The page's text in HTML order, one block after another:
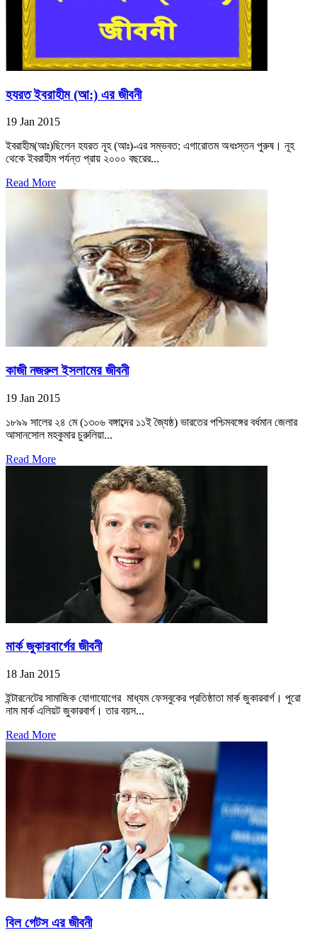
হযরত ইবরাহীম (আ:) এর জীবনী
19 Jan 2015
ইবরাহীম(আঃ)ছিলেন হযরত নূহ (আঃ)-এর সম্ভবত: এগারোতম অধঃস্তন পুরুষ। নূহ
থেকে ইবরাহীম পর্যন্ত প্রায় ২০০০ বছরের...
Read More
কাজী নজরুল ইসলামের জীবনী
19 Jan 2015
১৮৯৯ সালের ২৪ মে (১৩০৬ বঙ্গাব্দের ১১ই জ্যৈষ্ঠ) ভারতের পশ্চিমবঙ্গের বর্ধমান জেলার
আসানসোল মহকুমার চুরুলিয়া...
Read More
মার্ক জুকারবার্গের জীবনী
18 Jan 2015
ইন্টারনেটের সামাজিক যোগাযোগের মাধ্যম ফেসবুকের প্রতিষ্ঠাতা মার্ক জুকারবার্গ। পুরো
নাম মার্ক এলিয়ট জুকারবার্গ। তার বয়স...
Read More
বিল গেটস এর জীবনী